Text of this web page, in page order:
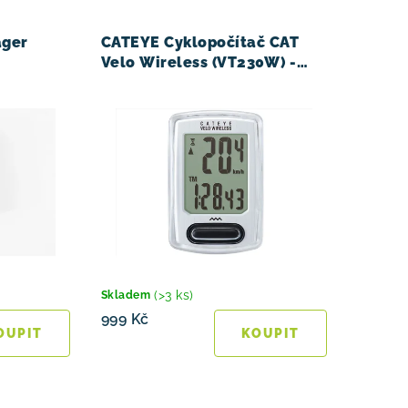
CATEYE Cyklopočítač CAT
Velo Wireless (VT230W) -
Skladem (>3 ks)
999 Kč